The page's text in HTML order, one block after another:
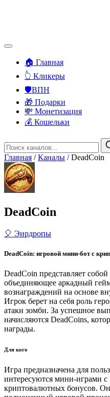
🏠 Главная
👆 Кликеры
🛡️ВПН
🎁 Подарки
💸 Монетизация
💰 Кошельки
Главная / Каналы / DeadCoin
DeadCoin
🎈 Эирдропы
DeadCoin: игровой мини-бот с
DeadCoin представляет
объединяющее аркадный
вознаграждений на основе
Игрок берет на себя роль
атаки зомби. За успешное
начисляются DeadCoins,
награды.
Для кого
Игра предназначена для
интересуются мини-играми с
криптовалютных бонусов.